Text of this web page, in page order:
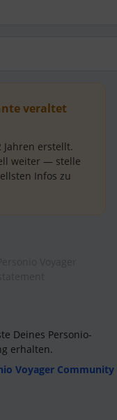
veraltet
Jahren erstellt.
weiter — stelle
Infos zu
Deines Personio-
erhalten.
Voyager Community